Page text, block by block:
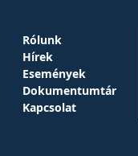
Rólunk
Hírek
Események
Dokumentumtár
Kapcsolat